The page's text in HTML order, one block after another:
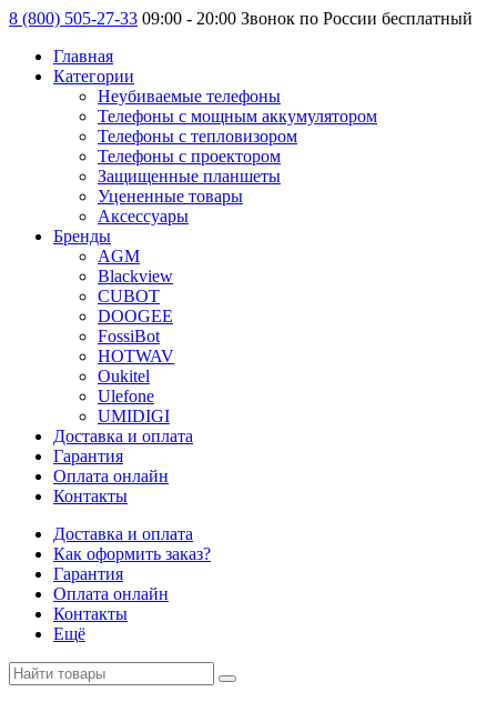
8 (800) 505-27-33 09:00 - 20:00 Звонок по России бесплатный
Главная
Категории
Неубиваемые телефоны
Телефоны с мощным аккумулятором
Телефоны с тепловизором
Телефоны с проектором
Защищенные планшеты
Уцененные товары
Аксессуары
Бренды
AGM
Blackview
CUBOT
DOOGEE
FossiBot
HOTWAV
Oukitel
Ulefone
UMIDIGI
Доставка и оплата
Гарантия
Оплата онлайн
Контакты
Доставка и оплата
Как оформить заказ?
Гарантия
Оплата онлайн
Контакты
Ещё